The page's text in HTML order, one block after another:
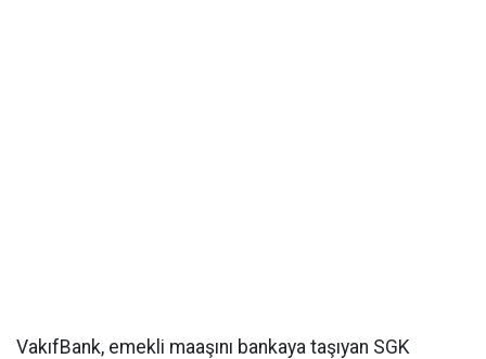
VakıfBank, emekli maaşını bankaya taşıyan SGK